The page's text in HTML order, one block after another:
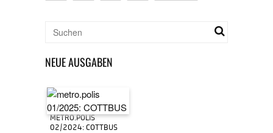
NEUE AUSGABEN
METRO.POLIS
02/2024: COTTBUS